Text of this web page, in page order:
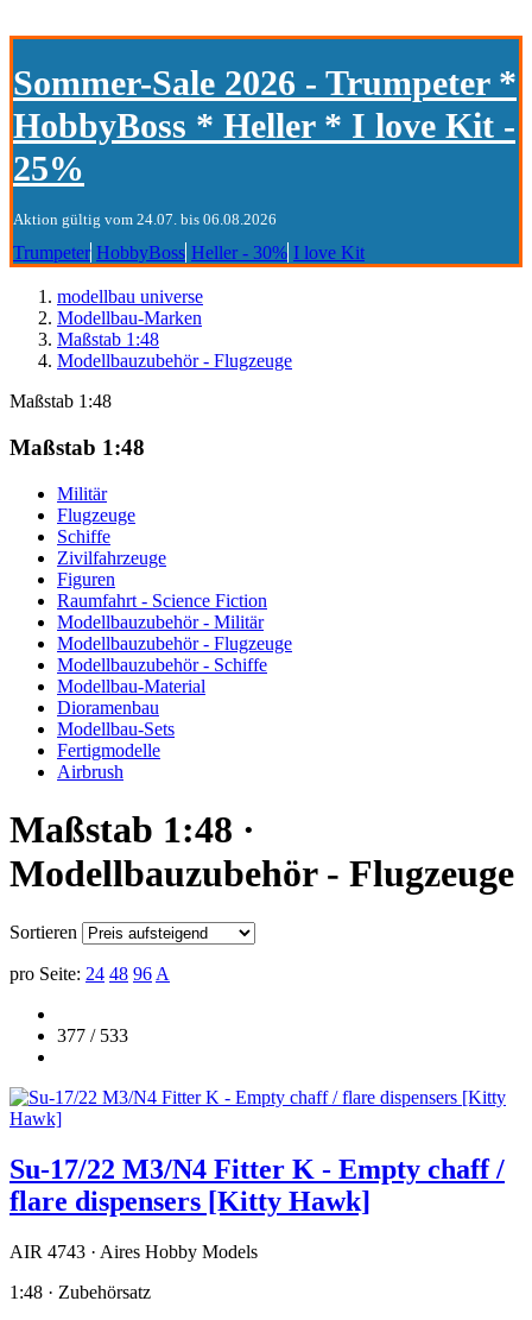
Sommer-Sale 2026 - Trumpeter *
HobbyBoss * Heller * I love Kit -
25%
Aktion gültig vom 24.07. bis 06.08.2026
Trumpeter HobbyBoss Heller - 30% I love Kit
modellbau universe
Modellbau-Marken
Maßstab 1:48
Modellbauzubehör - Flugzeuge
Maßstab 1:48
Maßstab 1:48
Militär
Flugzeuge
Schiffe
Zivilfahrzeuge
Figuren
Raumfahrt - Science Fiction
Modellbauzubehör - Militär
Modellbauzubehör - Flugzeuge
Modellbauzubehör - Schiffe
Modellbau-Material
Dioramenbau
Modellbau-Sets
Fertigmodelle
Airbrush
Maßstab 1:48 ·
Modellbauzubehör - Flugzeuge
Sortieren
pro Seite: 24 48 96 A
377 / 533
Su-17/22 M3/N4 Fitter K - Empty chaff /
flare dispensers [Kitty Hawk]
AIR 4743 · Aires Hobby Models
1:48 · Zubehörsatz